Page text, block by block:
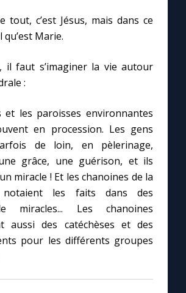
tout, c’est Jésus, mais dans ce
Marie.
il faut s’imaginer la vie autour
:
et les paroisses environnantes
en procession. Les gens
de loin, en pèlerinage,
grâce, une guérison, et ils
miracle ! Et les chanoines de la
notaient les faits dans des
miracles... Les chanoines
aussi des catéchèses et des
pour les différents groupes